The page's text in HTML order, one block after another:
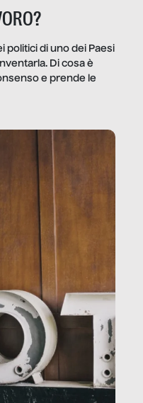
politici di uno dei Paesi
Di cosa è
e prende le